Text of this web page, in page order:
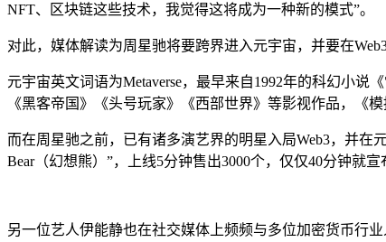
NFT、区块链这些技术，我觉得这将成为一种新的模式”。
对此，媒体解读为周星驰将要跨界进入元宇宙，并要在
元宇宙英文词语为Metaverse，最早来自1992年的科幻小
《黑客帝国》《头号玩家》《西部世界》等影视作品，《
而在周星驰之前，已有诸多演艺界的明星入局Web3，并在
Bear（幻想熊）”，上线5分钟售出3000个，仅仅40分钟就宣
另一位艺人伊能静也在社交媒体上频频与多位加密货币行